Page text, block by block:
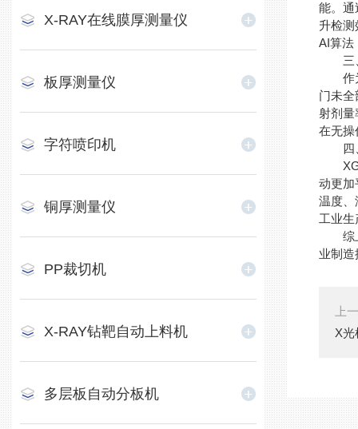
X-RAY在线膜厚测量仪
板厚测量仪
字符喷印机
铜厚测量仪
PP裁切机
X-RAY钻靶自动上料机
多层板自动分板机
能。通
升检
AI算法
三、
作为
门未
射剂量
在无操
四、
动更加
温度、
工业
综上
业制
上
X光